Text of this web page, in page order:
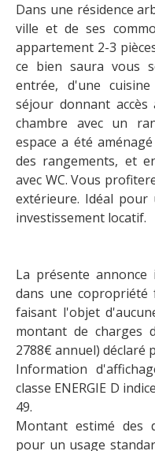
Dans une résidence
ville et de ses
appartement 2-3
ce bien saura vous
entrée, d'une
séjour donnant
chambre avec un
espace a été
des rangements, et
avec WC. Vous
extérieure. Idéal
investissement locatif.
La présente
dans une
faisant l'objet
montant de charges
2788€ annuel) déclaré
Information
classe ENERGIE D
49.
Montant estimé des
pour un usage